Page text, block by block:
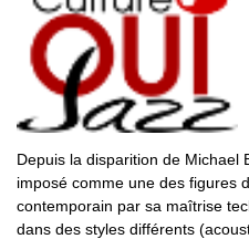
Depuis la disparition de Michael
imposé comme une des figures
contemporain par sa maîtrise
dans des styles différents